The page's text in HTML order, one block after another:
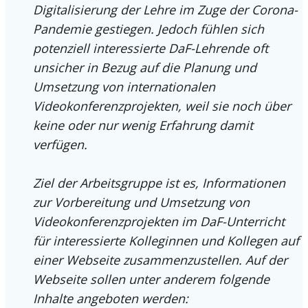
Digitalisierung der Lehre im Zuge der Corona-
Pandemie gestiegen. Jedoch fühlen sich
potenziell interessierte DaF-Lehrende oft
unsicher in Bezug auf die Planung und
Umsetzung von internationalen
Videokonferenzprojekten, weil sie noch über
keine oder nur wenig Erfahrung damit
verfügen.
Ziel der Arbeitsgruppe ist es, Informationen
zur Vorbereitung und Umsetzung von
Videokonferenzprojekten im DaF-Unterricht
für interessierte Kolleginnen und Kollegen auf
einer Webseite zusammenzustellen. Auf der
Webseite sollen unter anderem folgende
Inhalte angeboten werden: